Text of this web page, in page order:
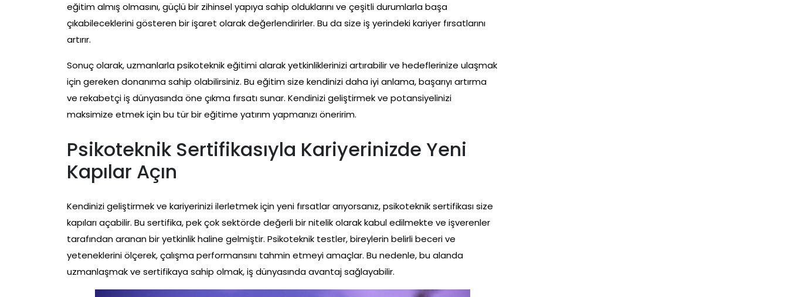
eğitim almış olmasını, güçlü bir zihinsel yapıya sahip olduklarını ve çeşitli durumlarla başa
çıkabileceklerini gösteren bir işaret olarak değerlendirirler. Bu da size iş yerindeki kariyer fırsatlarını
artırır.
Sonuç olarak, uzmanlarla psikoteknik eğitimi alarak yetkinliklerinizi artırabilir ve hedeflerinize ulaşmak
için gereken donanıma sahip olabilirsiniz. Bu eğitim size kendinizi daha iyi anlama, başarıyı artırma
ve rekabetçi iş dünyasında öne çıkma fırsatı sunar. Kendinizi geliştirmek ve potansiyelinizi
maksimize etmek için bu tür bir eğitime yatırım yapmanızı öneririm.
Psikoteknik Sertifikasıyla Kariyerinizde Yeni
Kapılar Açın
Kendinizi geliştirmek ve kariyerinizi ilerletmek için yeni fırsatlar arıyorsanız, psikoteknik sertifikası size
kapıları açabilir. Bu sertifika, pek çok sektörde değerli bir nitelik olarak kabul edilmekte ve işverenler
tarafından aranan bir yetkinlik haline gelmiştir. Psikoteknik testler, bireylerin belirli beceri ve
yeteneklerini ölçerek, çalışma performansını tahmin etmeyi amaçlar. Bu nedenle, bu alanda
uzmanlaşmak ve sertifikaya sahip olmak, iş dünyasında avantaj sağlayabilir.